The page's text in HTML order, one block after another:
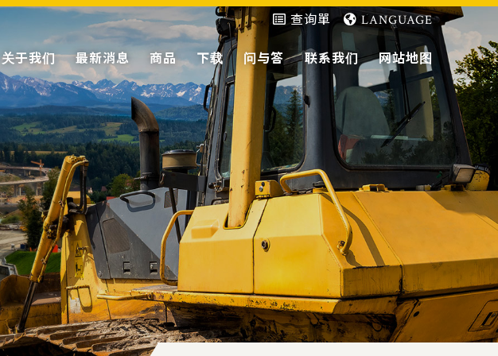
关于我们 最新消息 商品 下载 问与答 联系我们 网站地图
查询單 LANGUAGE